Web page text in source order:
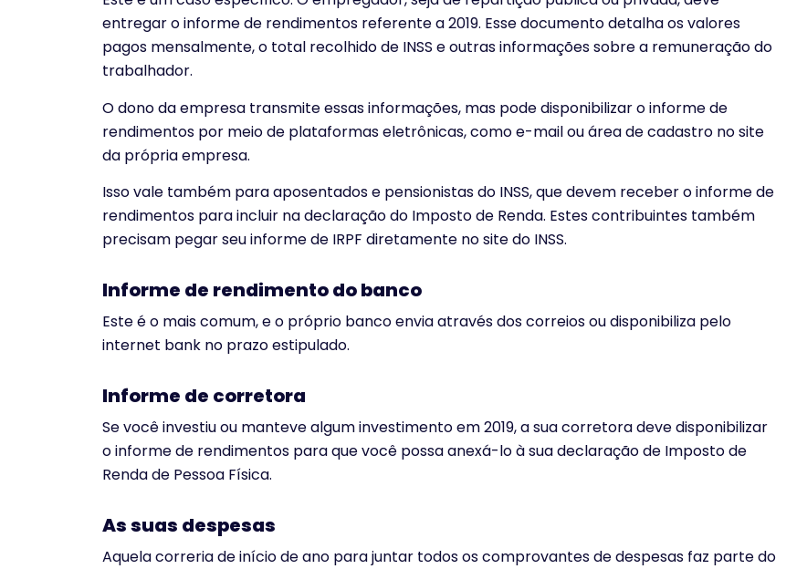
entregar o informe de rendimentos referente a 2019. Esse documento detalha os valores
pagos mensalmente, o total recolhido de INSS e outras informações sobre a remuneração do
trabalhador.
O dono da empresa transmite essas informações, mas pode disponibilizar o informe de
rendimentos por meio de plataformas eletrônicas, como e-mail ou área de cadastro no site
da própria empresa.
Isso vale também para aposentados e pensionistas do INSS, que devem receber o informe de
rendimentos para incluir na declaração do Imposto de Renda. Estes contribuintes também
precisam pegar seu informe de IRPF diretamente no site do INSS.
Informe de rendimento do banco
Este é o mais comum, e o próprio banco envia através dos correios ou disponibiliza pelo
internet bank no prazo estipulado.
Informe de corretora
Se você investiu ou manteve algum investimento em 2019, a sua corretora deve disponibilizar
o informe de rendimentos para que você possa anexá-lo à sua declaração de Imposto de
Renda de Pessoa Física.
As suas despesas
Aquela correria de início de ano para juntar todos os comprovantes de despesas faz parte do